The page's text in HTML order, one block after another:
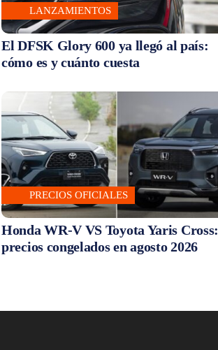
LANZAMIENTOS
El DFSK Glory 600 ya llegó al país:
cómo es y cuánto cuesta
PRECIOS OFICIALES
Honda WR-V VS Toyota Yaris Cross:
precios congelados en agosto 2026